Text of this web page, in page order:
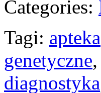
Categories:
Tagi: apteka
genetyczne,
diagnostyka